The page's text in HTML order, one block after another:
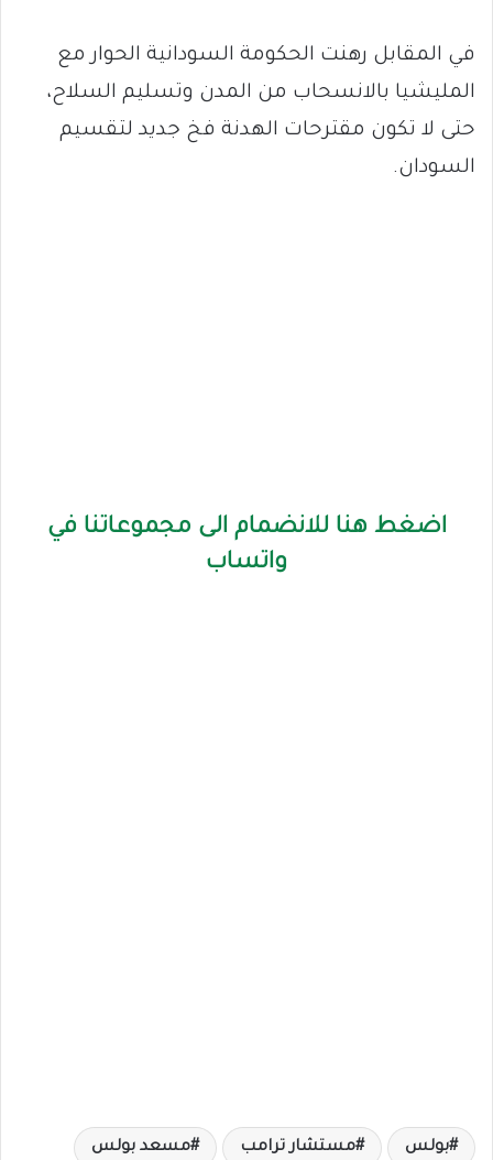
في المقابل رهنت الحكومة السودانية الحوار مع
المليشيا بالانسحاب من المدن وتسليم السلاح،
حتى لا تكون مقترحات الهدنة فخ جديد لتقسيم
السودان.
اضغط هنا للانضمام الى مجموعاتنا في
واتساب
بولس مستشار ترامب مسعد بولس